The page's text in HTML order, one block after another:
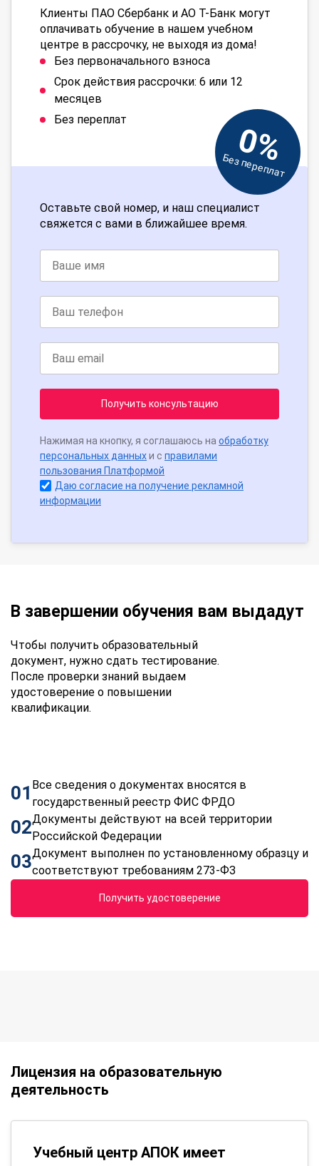
Клиенты ПАО Сбербанк и АО Т-Банк могут
оплачивать обучение в нашем учебном
центре в рассрочку, не выходя из дома!
Без первоначального взноса
Срок действия рассрочки: 6 или 12
месяцев
Без переплат
0%
Без переплат
Оставьте свой номер, и наш специалист
свяжется с вами в ближайшее время.
Получить консультацию
Нажимая на кнопку, я соглашаюсь на обработку
персональных данныхи с правилами
пользования Платформой
Даю согласие на получение рекламной
информации
В завершении обучения вам выдадут
Чтобы получить образовательный
документ, нужно сдать тестирование.
После проверки знаний выдаем
удостоверение о повышении
квалификации.
01 Все сведения о документах вносятся в
государственный реестр ФИС ФРДО
02Документы действуют на всей территории
Российской Федерации
03Документ выполнен по установленному образцу и
соответствуют требованиям 273-ФЗ
Получить удостоверение
Лицензия на образовательную
деятельность
Учебный центр АПОК имеет